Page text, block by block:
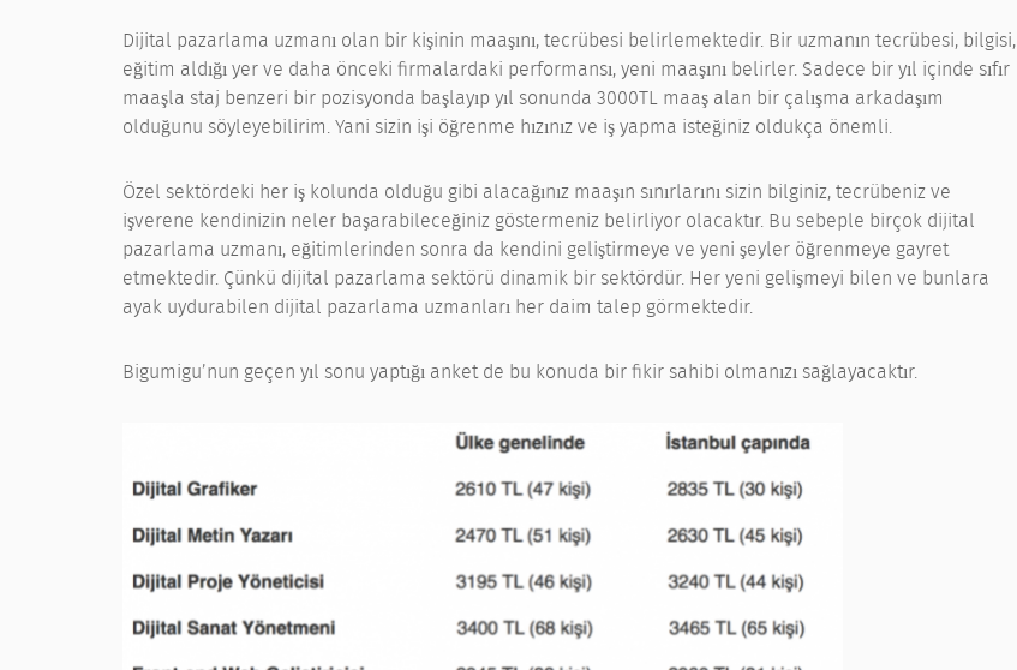
Dijital pazarlama uzmanı olan bir kişinin maaşını, tecrübesi belirlemektedir. Bir uzmanın tecrübesi, bilgisi,
eğitim aldığı yer ve daha önceki firmalardaki performansı, yeni maaşını belirler. Sadece bir yıl içinde sıfır
maaşla staj benzeri bir pozisyonda başlayıp yıl sonunda 3000TL maaş alan bir çalışma arkadaşım
olduğunu söyleyebilirim. Yani sizin işi öğrenme hızınız ve iş yapma isteğiniz oldukça önemli.
Özel sektördeki her iş kolunda olduğu gibi alacağınız maaşın sınırlarını sizin bilginiz, tecrübeniz ve
işverene kendinizin neler başarabileceğiniz göstermeniz belirliyor olacaktır. Bu sebeple birçok dijital
pazarlama uzmanı, eğitimlerinden sonra da kendini geliştirmeye ve yeni şeyler öğrenmeye gayret
etmektedir. Çünkü dijital pazarlama sektörü dinamik bir sektördür. Her yeni gelişmeyi bilen ve bunlara
ayak uydurabilen dijital pazarlama uzmanları her daim talep görmektedir.
Bigumigu’nun geçen yıl sonu yaptığı anket de bu konuda bir fikir sahibi olmanızı sağlayacaktır.